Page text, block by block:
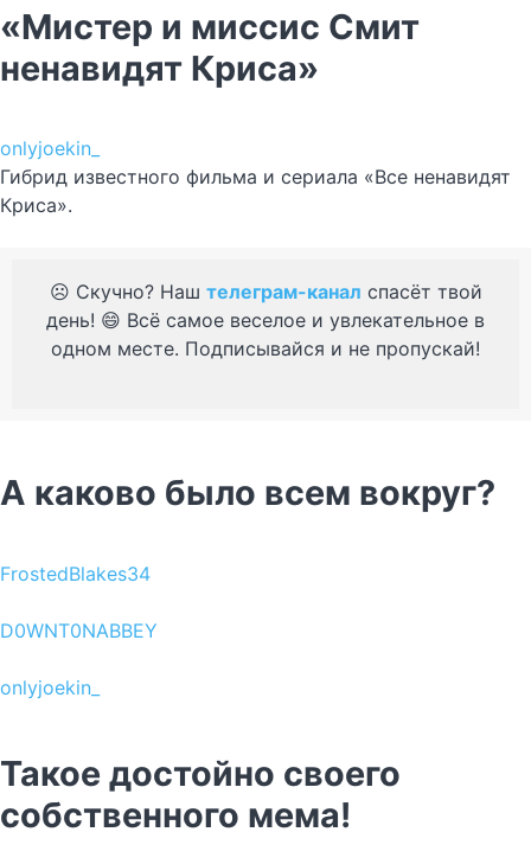
«Мистер и миссис Смит
ненавидят Криса»
onlyjoekin_
Гибрид известного фильма и сериала «Все ненавидят
Криса».
☹️ Скучно? Наш телеграм-канал спасёт твой
день! 😄 Всё самое веселое и увлекательное в
одном месте. Подписывайся и не пропускай!
А каково было всем вокруг?
FrostedBlakes34
D0WNT0NABBEY
onlyjoekin_
Такое достойно своего
собственного мема!